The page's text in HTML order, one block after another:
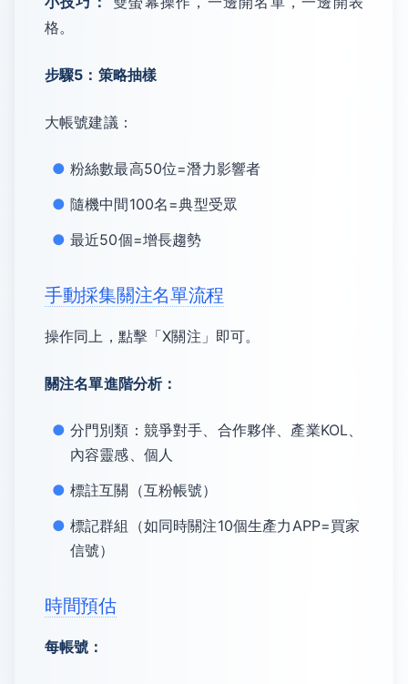
格。
步驟5：策略抽樣
大帳號建議：
粉絲數最高50位=潛力影響者
隨機中間100名=典型受眾
最近50個=增長趨勢
手動採集關注名單流程
操作同上，點擊「X關注」即可。
關注名單進階分析：
分門別類：競爭對手、合作夥伴、產業KOL、
內容靈感、個人
標註互關（互粉帳號）
標記群組（如同時關注10個生產力APP=買家
信號）
時間預估
每帳號：